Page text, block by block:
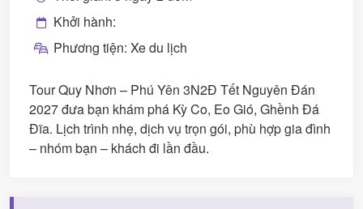
Khởi hành:
Phương tiện: Xe du lịch
Tour Quy Nhơn – Phú Yên 3N2Đ Tết Nguyên Đán
2027 đưa bạn khám phá Kỳ Co, Eo Gió, Ghềnh Đá
Đĩa. Lịch trình nhẹ, dịch vụ trọn gói, phù hợp gia đình
– nhóm bạn – khách đi lần đầu.